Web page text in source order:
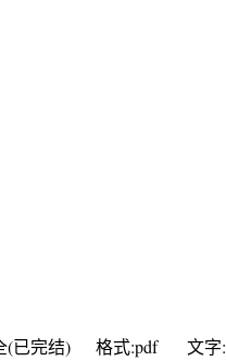
(已完结) 格式:pdf 文字: